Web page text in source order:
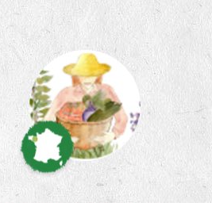
fourrage. Nous orientons nos choix
vers un maximum d'espèces
produites en culture sèche.